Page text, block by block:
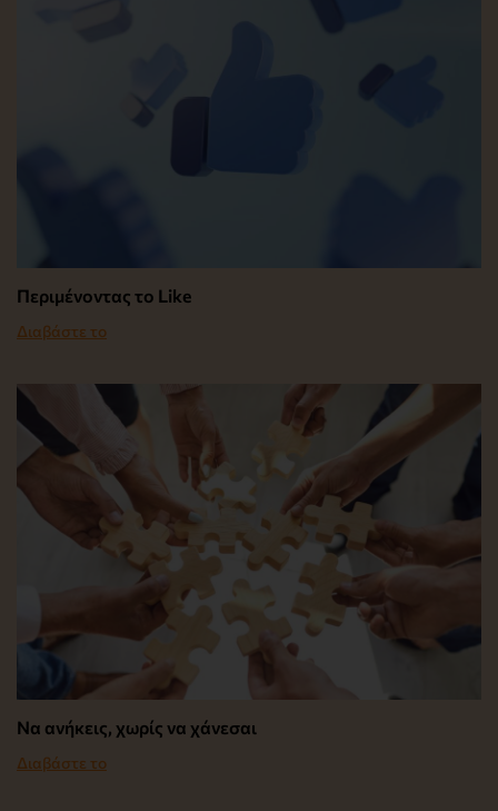
Περιμένοντας το Like
Διαβάστε το
Να ανήκεις, χωρίς να χάνεσαι
Διαβάστε το